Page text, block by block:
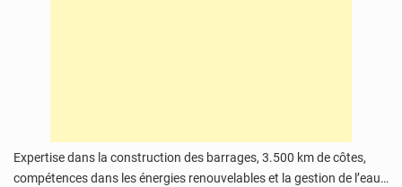
Expertise dans la construction des barrages, 3.500 km de côtes,
compétences dans les énergies renouvelables et la gestion de l’eau…